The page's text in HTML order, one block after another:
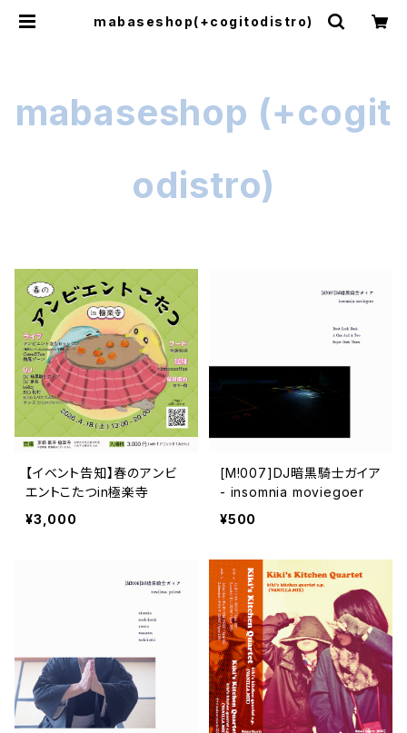
mabaseshop(+cogitodistro)
mabaseshop (+cogit
odistro)
【イベント告知】春のアンビ
エントこたつin極楽寺
¥3,000
[M!007]DJ暗黒騎士ガイア
- insomnia moviegoer
¥500